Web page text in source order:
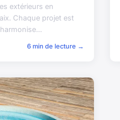
extérieurs en
Chaque projet est
6 min de lecture →